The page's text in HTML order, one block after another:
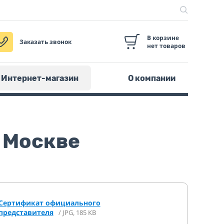
Заказать звонок
В корзине
нет товаров
Интернет-магазин О компании
официального
/ JPG, 185 КВ